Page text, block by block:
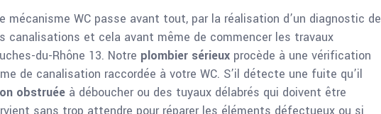
mécanisme WC passe avant tout, par la réalisation d’un diagnostic de
canalisations et cela avant même de commencer les travaux
du-Rhône 13. Notre plombier sérieux procède à une vérification
de canalisation raccordée à votre WC. S’il détecte une fuite qu’il
obstruée à déboucher ou des tuyaux délabrés qui doivent être
sans trop attendre pour réparer les éléments défectueux ou si